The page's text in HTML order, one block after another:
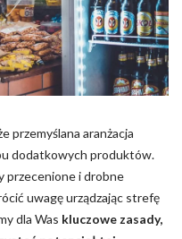
przemyślana aranżacja
dodatkowych produktów.
przecenione i drobne
uwagę urządzając strefę
dla Was kluczowe zasady,
wygląd lub
język lub region, w
stron
różni użytkownicy
zgłaszając anonimowe